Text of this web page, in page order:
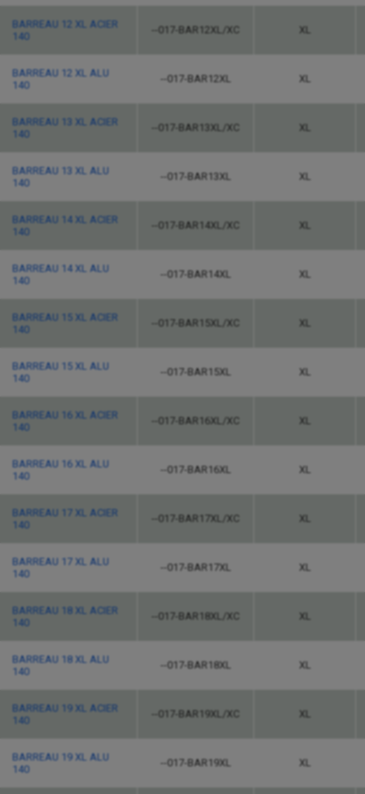
BARREAU 12 XL ACIER
140
--017-BAR12XL/XC XL
BARREAU 12 XL ALU
140
--017-BAR12XL XL
BARREAU 13 XL ACIER
140
--017-BAR13XL/XC XL
BARREAU 13 XL ALU
140
--017-BAR13XL XL
BARREAU 14 XL ACIER
140
--017-BAR14XL/XC XL
BARREAU 14 XL ALU
140
--017-BAR14XL XL
BARREAU 15 XL ACIER
140
--017-BAR15XL/XC XL
BARREAU 15 XL ALU
140
--017-BAR15XL XL
BARREAU 16 XL ACIER
140
--017-BAR16XL/XC XL
BARREAU 16 XL ALU
140
--017-BAR16XL XL
BARREAU 17 XL ACIER
140
--017-BAR17XL/XC XL
BARREAU 17 XL ALU
140
--017-BAR17XL XL
BARREAU 18 XL ACIER
140
--017-BAR18XL/XC XL
BARREAU 18 XL ALU
140
--017-BAR18XL XL
BARREAU 19 XL ACIER
140
--017-BAR19XL/XC XL
BARREAU 19 XL ALU
140
--017-BAR19XL XL